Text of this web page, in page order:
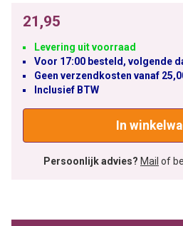
21,95
Levering uit voorraad
Voor 17:00 besteld, volgende
Geen verzendkosten vanaf
Inclusief BTW
In
Persoonlijk advies? Mail of